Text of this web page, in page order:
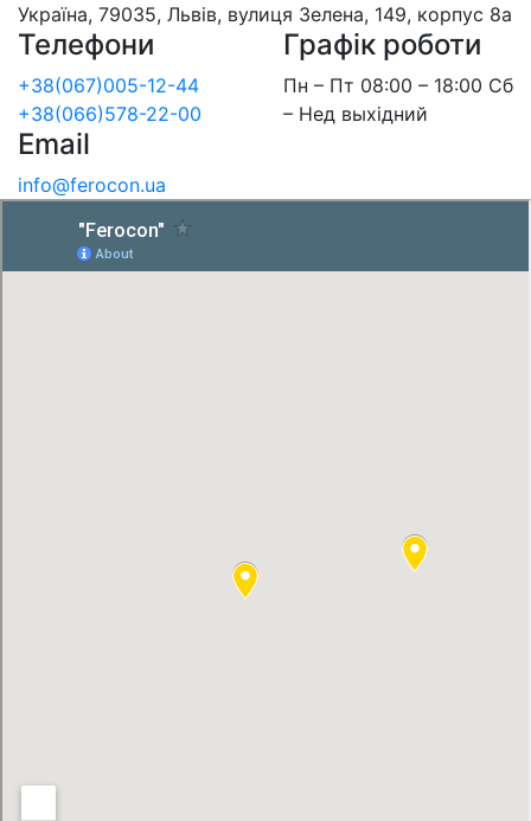
Україна, 79035, Львів, вулиця Зелена, 149, корпус 8а
Телефони
+38(067)005-12-44
+38(066)578-22-00
Графік роботи
Пн – Пт 08:00 – 18:00 Сб
– Нед выхідний
Email
info@ferocon.ua